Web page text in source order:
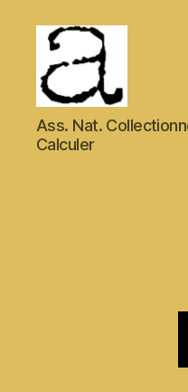
ANCMECA
Ass. Nat.
Calculer